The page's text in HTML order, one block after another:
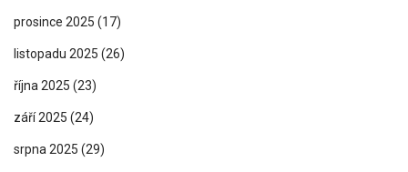
prosince 2025 (17)
listopadu 2025 (26)
října 2025 (23)
září 2025 (24)
srpna 2025 (29)